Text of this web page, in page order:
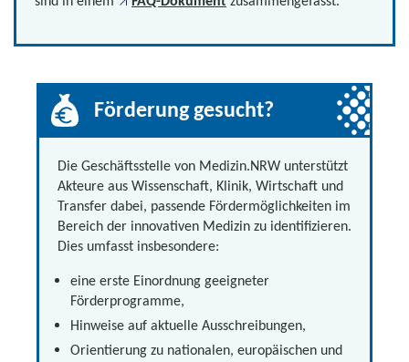
Förderung gesucht?
Die Geschäftsstelle von Medizin.NRW unterstützt
Akteure aus Wissenschaft, Klinik, Wirtschaft und
Transfer dabei, passende Fördermöglichkeiten im
Bereich der innovativen Medizin zu identifizieren.
Dies umfasst insbesondere:
eine erste Einordnung geeigneter
Förderprogramme,
Hinweise auf aktuelle Ausschreibungen,
Orientierung zu nationalen, europäischen und